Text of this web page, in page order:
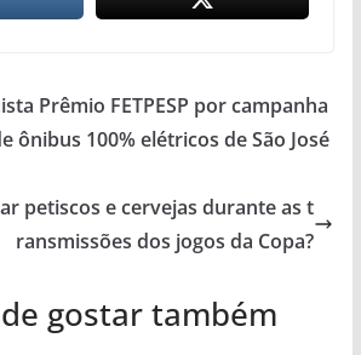
Prêmio FETPESP por campanha
ônibus 100% elétricos de São José
petiscos e cervejas durante as t
ransmissões dos jogos da Copa?
gostar também